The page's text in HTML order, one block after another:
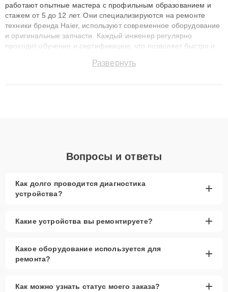
работают опытные мастера с профильным образованием и
стажем от 5 до 12 лет. Они специализируются на ремонте
техники бренда Haier, используют современное оборудование
и оригинальные запчасти. Каждый инженер регулярно
проходит обучение и сертификацию, что позволяет быстро и
сохранением гарантии до 3 лет. Наши мастера решают
Развернуть
Вопросы и ответы
Как долго проводится диагностика
устройства?
+
Какие устройства вы ремонтируете? +
Какое оборудование используется для
ремонта?
+
Как можно узнать статус моего заказа? +